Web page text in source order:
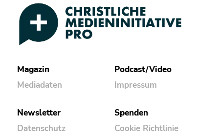
Magazin
Mediadaten
Podcast/Video
Impressum
Newsletter
Datenschutz
Spenden
Cookie Richtlinie